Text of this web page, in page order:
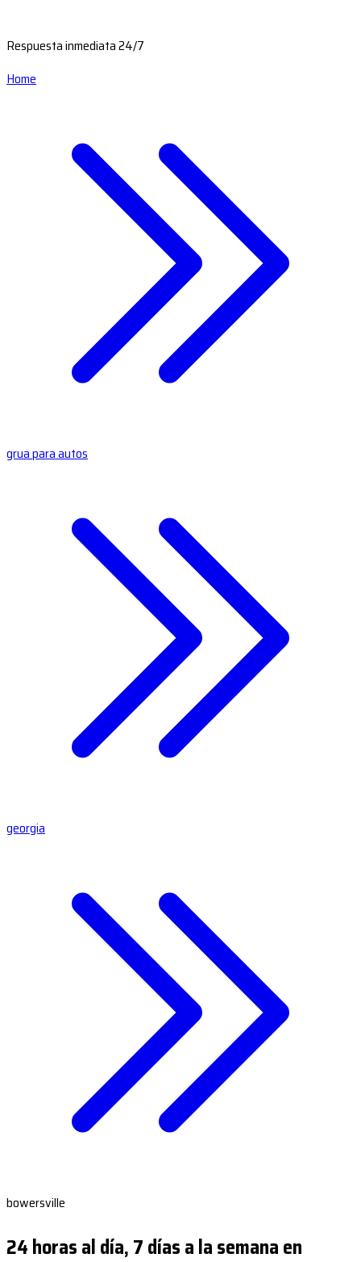
Respuesta inmediata 24/7
Home
grua para autos
georgia
bowersville
24 horas al día, 7 días a la semana en